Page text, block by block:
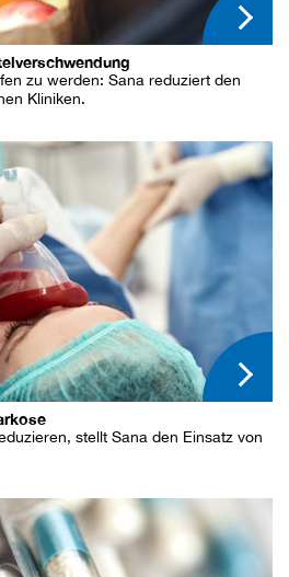
zu werden: Sana reduziert den
Kliniken.
stellt Sana den Einsatz von